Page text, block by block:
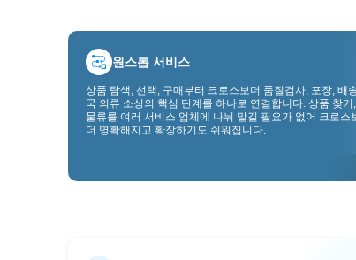
원스톱 서비스
상품 탐색, 선택, 구매부터 크로스보더 품질검사, 포장, 배
국 의류 소싱의 핵심 단계를 하나로 연결합니다. 상품 찾
물류를 여러 서비스 업체에 나눠 맡길 필요가 없어 크로스
더 명확해지고 확장하기도 쉬워집니다.